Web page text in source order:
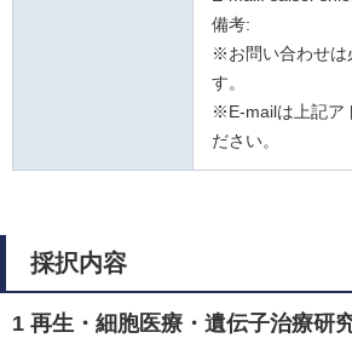
備考:
※お問い合わせは
す。
※E-mailは上記ア
ださい。
採択内容
1 再生・細胞医療・遺伝子治療研